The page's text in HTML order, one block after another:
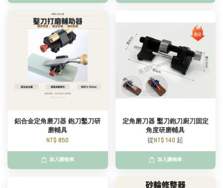
鋁合金定角磨刀器 鉋刀鑿刀研
磨輔具
NT$ 850
加入購物車
定角磨刀器 鑿刀鉋刀廚刀固定
角度研磨輔具
從NT$ 140 起
加入購物車